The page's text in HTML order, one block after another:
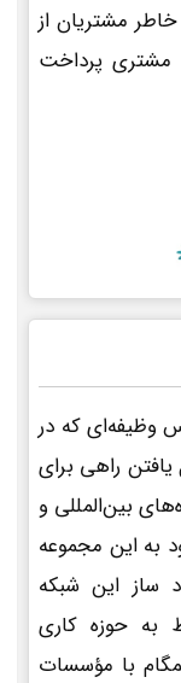
مشتریان از
مشتری پرداخت
وظیفه‌ای که در
یافتن راهی برای
بین‌المللی و
به این مجموعه
ساز این شبکه
به حوزه کاری
با مؤسسات